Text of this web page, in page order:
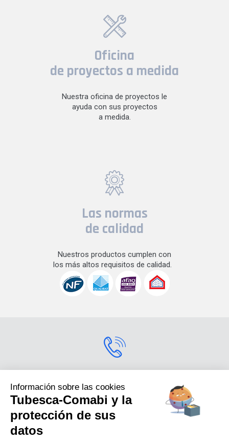
Oficina
de proyectos a medida
Nuestra oficina de proyectos le
ayuda con sus proyectos
a medida.
Las normas
de calidad
Nuestros productos cumplen con
los más altos requisitos de calidad.
Para más información
sobre nuestros productos,
contáctenos.s
Información sobre las cookies
Tubesca-Comabi y la
protección de sus
datos